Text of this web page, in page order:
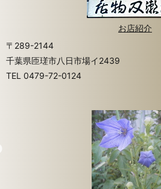
お店紹介
〒289-2144
千葉県匝瑳市八日市場イ2439
TEL 0479-72-0124